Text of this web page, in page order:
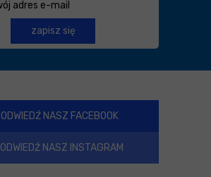
zapisz się
ODWIEDŹ NASZ FACEBOOK
ODWIEDŹ NASZ INSTAGRAM